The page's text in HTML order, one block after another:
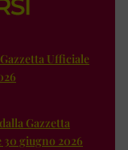
Ufficiale
Gazzetta
30 giugno 2026